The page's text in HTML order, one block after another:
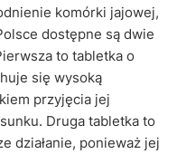
komórki jajowej,
dostępne są dwie
to tabletka o
się wysoką
przyjęcia jej
Druga tabletka to
działanie, ponieważ jej